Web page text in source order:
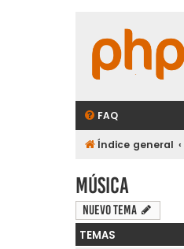
FAQ
Índice general
Música
Nuevo Tema
TEMAS